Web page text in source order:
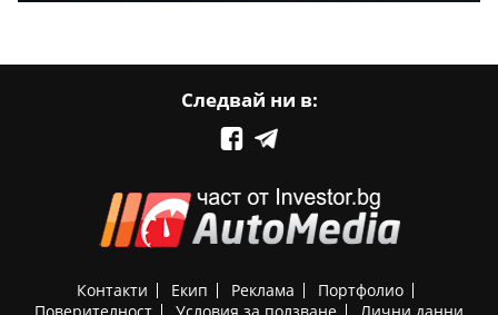
Следвай ни в:
Контакти Екип Реклама
Портфолио